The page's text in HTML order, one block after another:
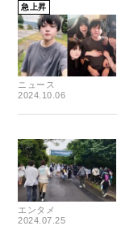
急上昇
ニュース
2024.10.06
エンタメ
2024.07.25